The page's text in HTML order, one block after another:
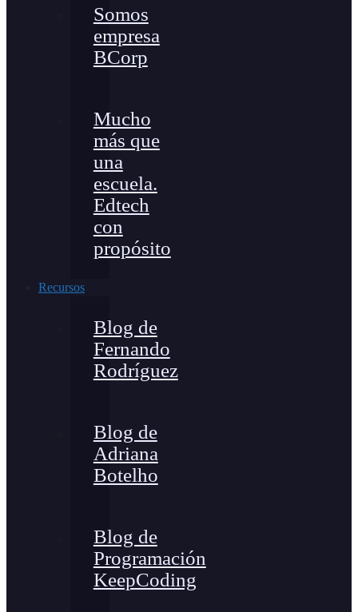
Somos
empresa
BCorp
Mucho
más que
una
escuela.
Edtech
con
propósito
Recursos
Blog de
Fernando
Rodríguez
Blog de
Adriana
Botelho
Blog de
Programación
KeepCoding